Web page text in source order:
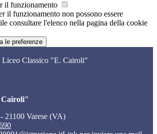
il funzionamento
il funzionamento non possono essere
consultare l'elenco nella pagina della cookie
le preferenze
Liceo Classico "E. Cairoli"
Cairoli"
21100 Varese (VA)